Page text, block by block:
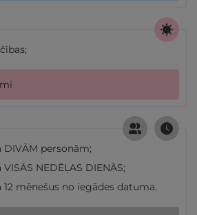
personām;
NEDĒĻAS DIENĀS;
mēnešus no iegādes datuma.